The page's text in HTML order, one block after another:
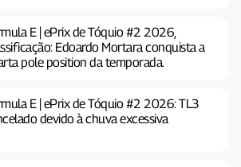
E | ePrix de Tóquio #2 2026,
Edoardo Mortara conquista a
pole position da temporada.
E | ePrix de Tóquio #2 2026: TL3
devido à chuva excessiva